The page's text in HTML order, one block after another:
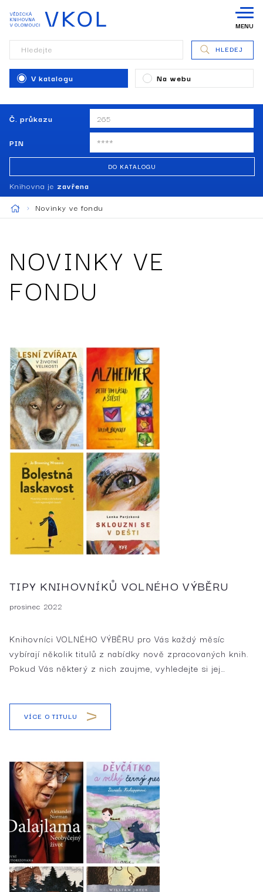
Č. průkazu
PIN
DO KATALOGU
Knihovna je zavřena
MENU
Hledejte
V katalogu Na webu
HLEDEJ
Novinky ve fondu
NOVINKY VE
FONDU
TIPY KNIHOVNÍKŮ VOLNÉHO VÝBĚRU
prosinec 2022
Knihovníci VOLNÉHO VÝBĚRU pro Vás každý měsíc
vybírají několik titulů z nabídky nově zpracovaných knih.
Pokud Vás některý z nich zaujme, vyhledejte si jej…
VÍCE O TITULU